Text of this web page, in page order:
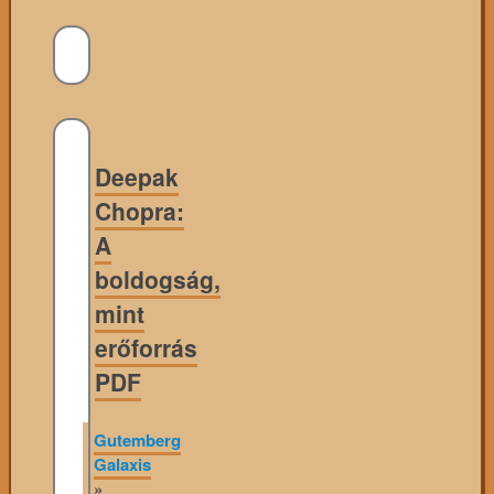
Deepak
Chopra:
A
boldogság,
mint
erőforrás
PDF
Gutemberg
Galaxis
»